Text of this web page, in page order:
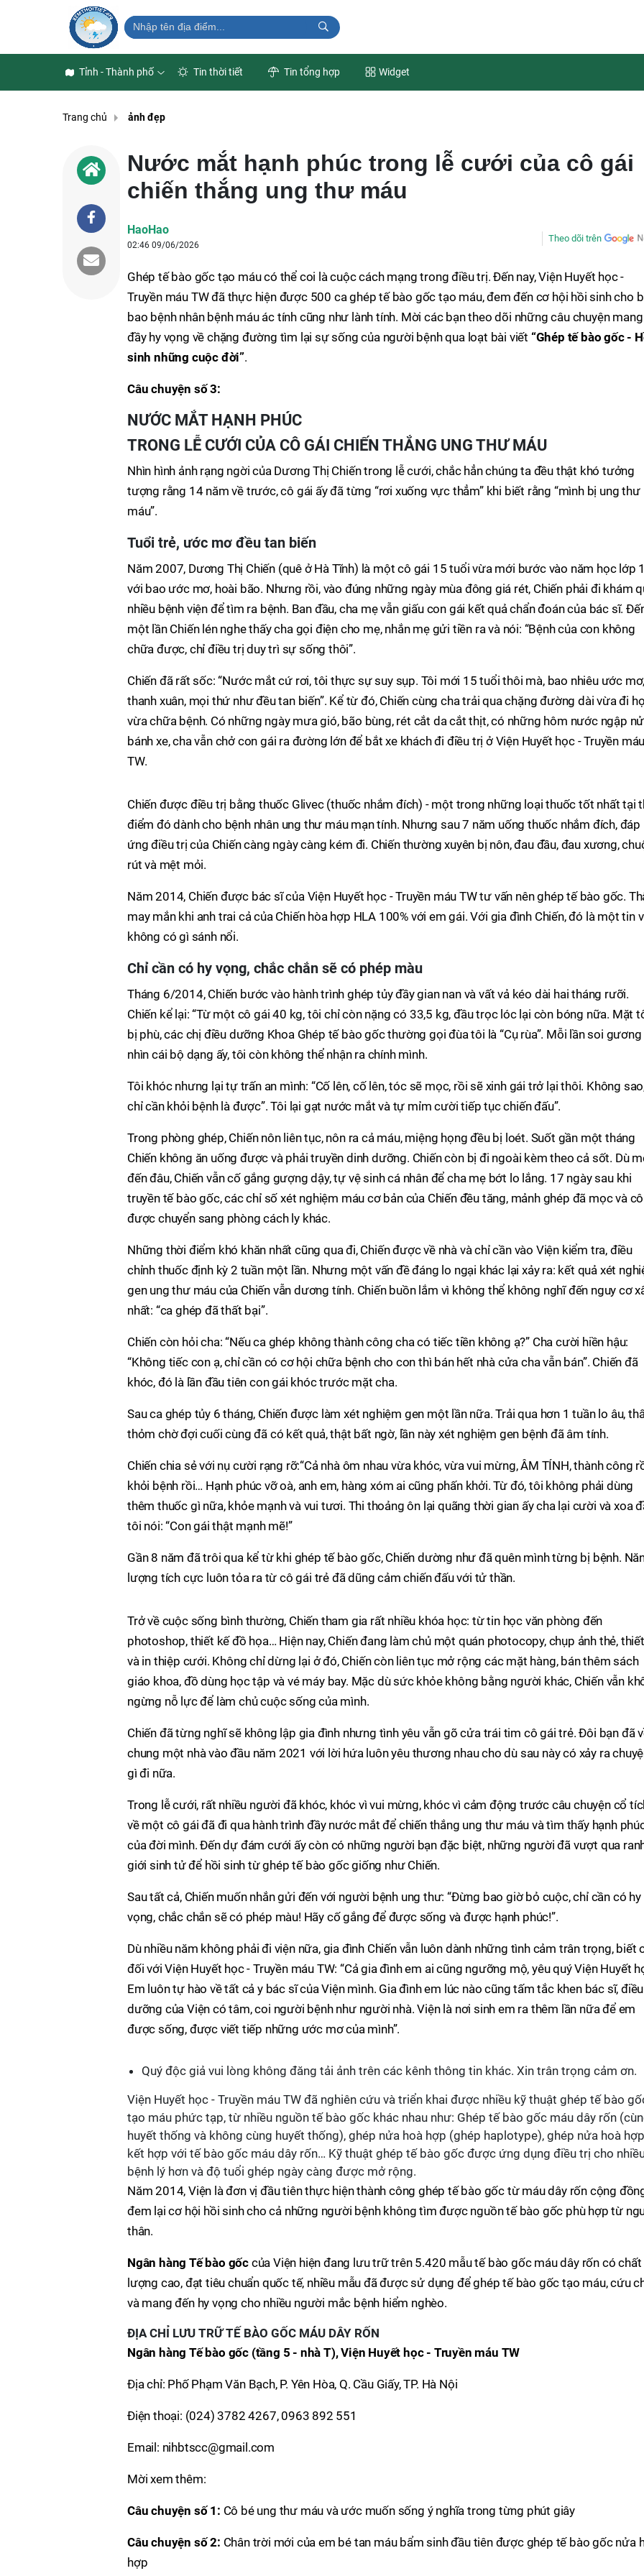
Tỉnh - Thành phố Tin thời tiết Tin tổng hợp Widget
Trang chủ ảnh đẹp
Nước mắt hạnh phúc trong lễ cưới của cô gái
chiến thắng ung thư máu
HaoHao
02:46 09/06/2026
Theo dõi trên
Ghép tế bào gốc tạo máu có thể coi là cuộc cách mạng trong điều trị. Đến nay, Viện Huyết học -
Truyền máu TW đã thực hiện được 500 ca ghép tế bào gốc tạo máu, đem đến cơ hội hồi sinh cho
bao bệnh nhân bệnh máu ác tính cũng như lành tính. Mời các bạn theo dõi những câu chuyện mang
đầy hy vọng về chặng đường tìm lại sự sống của người bệnh qua loạt bài viết “Ghép tế bào gốc -
sinh những cuộc đời”.
Câu chuyện số 3:
NƯỚC MẮT HẠNH PHÚC
TRONG LỄ CƯỚI CỦA CÔ GÁI CHIẾN THẮNG UNG THƯ MÁU
Nhìn hình ảnh rạng ngời của Dương Thị Chiến trong lễ cưới, chắc hẳn chúng ta đều thật khó tưởng
tượng rằng 14 năm về trước, cô gái ấy đã từng “rơi xuống vực thẳm” khi biết rằng “mình bị ung thư
máu”.
Tuổi trẻ, ước mơ đều tan biến
Năm 2007, Dương Thị Chiến (quê ở Hà Tĩnh) là một cô gái 15 tuổi vừa mới bước vào năm học lớp
với bao ước mơ, hoài bão. Nhưng rồi, vào đúng những ngày mùa đông giá rét, Chiến phải đi khám
nhiều bệnh viện để tìm ra bệnh. Ban đầu, cha mẹ vẫn giấu con gái kết quả chẩn đoán của bác sĩ.
một lần Chiến lén nghe thấy cha gọi điện cho mẹ, nhắn mẹ gửi tiền ra và nói: “Bệnh của con không
chữa được, chỉ điều trị duy trì sự sống thôi”.
Chiến đã rất sốc: “Nước mắt cứ rơi, tôi thực sự suy sụp. Tôi mới 15 tuổi thôi mà, bao nhiêu ước mơ,
thanh xuân, mọi thứ như đều tan biến”. Kể từ đó, Chiến cùng cha trải qua chặng đường dài vừa đi
vừa chữa bệnh. Có những ngày mưa gió, bão bùng, rét cắt da cắt thịt, có những hôm nước ngập
bánh xe, cha vẫn chở con gái ra đường lớn để bắt xe khách đi điều trị ở Viện Huyết học - Truyền máu
TW.
Chiến được điều trị bằng thuốc Glivec (thuốc nhắm đích) - một trong những loại thuốc tốt nhất tại
điểm đó dành cho bệnh nhân ung thư máu mạn tính. Nhưng sau 7 năm uống thuốc nhắm đích, đáp
ứng điều trị của Chiến càng ngày càng kém đi. Chiến thường xuyên bị nôn, đau đầu, đau xương,
rút và mệt mỏi.
Năm 2014, Chiến được bác sĩ của Viện Huyết học - Truyền máu TW tư vấn nên ghép tế bào gốc.
may mắn khi anh trai cả của Chiến hòa hợp HLA 100% với em gái. Với gia đình Chiến, đó là một tin
không có gì sánh nổi.
Chỉ cần có hy vọng, chắc chắn sẽ có phép màu
Tháng 6/2014, Chiến bước vào hành trình ghép tủy đầy gian nan và vất vả kéo dài hai tháng rưỡi.
Chiến kể lại: “Từ một cô gái 40 kg, tôi chỉ còn nặng có 33,5 kg, đầu trọc lóc lại còn bóng nữa. Mặt
bị phù, các chị điều dưỡng Khoa Ghép tế bào gốc thường gọi đùa tôi là “Cụ rùa”. Mỗi lần soi gương
nhìn cái bộ dạng ấy, tôi còn không thể nhận ra chính mình.
Tôi khóc nhưng lại tự trấn an mình: “Cố lên, cố lên, tóc sẽ mọc, rồi sẽ xinh gái trở lại thôi. Không
chỉ cần khỏi bệnh là được”. Tôi lại gạt nước mắt và tự mỉm cười tiếp tục chiến đấu”.
Trong phòng ghép, Chiến nôn liên tục, nôn ra cả máu, miệng họng đều bị loét. Suốt gần một tháng
Chiến không ăn uống được và phải truyền dinh dưỡng. Chiến còn bị đi ngoài kèm theo cả sốt. Dù
đến đâu, Chiến vẫn cố gắng gượng dậy, tự vệ sinh cá nhân để cha mẹ bớt lo lắng. 17 ngày sau khi
truyền tế bào gốc, các chỉ số xét nghiệm máu cơ bản của Chiến đều tăng, mảnh ghép đã mọc và cô
được chuyển sang phòng cách ly khác.
Những thời điểm khó khăn nhất cũng qua đi, Chiến được về nhà và chỉ cần vào Viện kiểm tra, điều
chỉnh thuốc định kỳ 2 tuần một lần. Nhưng một vấn đề đáng lo ngại khác lại xảy ra: kết quả xét
gen ung thư máu của Chiến vẫn dương tính. Chiến buồn lắm vì không thể không nghĩ đến nguy cơ
nhất: “ca ghép đã thất bại”.
Chiến còn hỏi cha: “Nếu ca ghép không thành công cha có tiếc tiền không ạ?” Cha cười hiền hậu:
“Không tiếc con ạ, chỉ cần có cơ hội chữa bệnh cho con thì bán hết nhà cửa cha vẫn bán”. Chiến đã
khóc, đó là lần đầu tiên con gái khóc trước mặt cha.
Sau ca ghép tủy 6 tháng, Chiến được làm xét nghiệm gen một lần nữa. Trải qua hơn 1 tuần lo âu,
thỏm chờ đợi cuối cùng đã có kết quả, thật bất ngờ, lần này xét nghiệm gen bệnh đã âm tính.
Chiến chia sẻ với nụ cười rạng rỡ:“Cả nhà ôm nhau vừa khóc, vừa vui mừng, ÂM TÍNH, thành công
khỏi bệnh rồi… Hạnh phúc vỡ oà, anh em, hàng xóm ai cũng phấn khởi. Từ đó, tôi không phải dùng
thêm thuốc gì nữa, khỏe mạnh và vui tươi. Thi thoảng ôn lại quãng thời gian ấy cha lại cười và xoa
tôi nói: “Con gái thật mạnh mẽ!”
Gần 8 năm đã trôi qua kể từ khi ghép tế bào gốc, Chiến dường như đã quên mình từng bị bệnh.
lượng tích cực luôn tỏa ra từ cô gái trẻ đã dũng cảm chiến đấu với tử thần.
Trở về cuộc sống bình thường, Chiến tham gia rất nhiều khóa học: từ tin học văn phòng đến
photoshop, thiết kế đồ họa… Hiện nay, Chiến đang làm chủ một quán photocopy, chụp ảnh thẻ,
và in thiệp cưới. Không chỉ dừng lại ở đó, Chiến còn liên tục mở rộng các mặt hàng, bán thêm sách
giáo khoa, đồ dùng học tập và vé máy bay. Mặc dù sức khỏe không bằng người khác, Chiến vẫn
ngừng nỗ lực để làm chủ cuộc sống của mình.
Chiến đã từng nghĩ sẽ không lập gia đình nhưng tình yêu vẫn gõ cửa trái tim cô gái trẻ. Đôi bạn đã
chung một nhà vào đầu năm 2021 với lời hứa luôn yêu thương nhau cho dù sau này có xảy ra
gì đi nữa.
Trong lễ cưới, rất nhiều người đã khóc, khóc vì vui mừng, khóc vì cảm động trước câu chuyện cổ
về một cô gái đã đi qua hành trình đầy nước mắt để chiến thắng ung thư máu và tìm thấy hạnh
của đời mình. Đến dự đám cưới ấy còn có những người bạn đặc biệt, những người đã vượt qua
giới sinh tử để hồi sinh từ ghép tế bào gốc giống như Chiến.
Sau tất cả, Chiến muốn nhắn gửi đến với người bệnh ung thư: “Đừng bao giờ bỏ cuộc, chỉ cần có hy
vọng, chắc chắn sẽ có phép màu! Hãy cố gắng để được sống và được hạnh phúc!”.
Dù nhiều năm không phải đi viện nữa, gia đình Chiến vẫn luôn dành những tình cảm trân trọng, biết
đối với Viện Huyết học - Truyền máu TW: “Cả gia đình em ai cũng ngưỡng mộ, yêu quý Viện Huyết
Em luôn tự hào về tất cả y bác sĩ của Viện mình. Gia đình em lúc nào cũng tấm tắc khen bác sĩ, điều
dưỡng của Viện có tâm, coi người bệnh như người nhà. Viện là nơi sinh em ra thêm lần nữa để em
được sống, được viết tiếp những ước mơ của mình”.
Quý độc giả vui lòng không đăng tải ảnh trên các kênh thông tin khác. Xin trân trọng cảm ơn.
Viện Huyết học - Truyền máu TW đã nghiên cứu và triển khai được nhiều kỹ thuật ghép tế bào
tạo máu phức tạp, từ nhiều nguồn tế bào gốc khác nhau như: Ghép tế bào gốc máu dây rốn
huyết thống và không cùng huyết thống), ghép nửa hoà hợp (ghép haplotype), ghép nửa hoà hợp
kết hợp với tế bào gốc máu dây rốn… Kỹ thuật ghép tế bào gốc được ứng dụng điều trị cho
bệnh lý hơn và độ tuổi ghép ngày càng được mở rộng.
Năm 2014, Viện là đơn vị đầu tiên thực hiện thành công ghép tế bào gốc từ máu dây rốn cộng
đem lại cơ hội hồi sinh cho cả những người bệnh không tìm được nguồn tế bào gốc phù hợp từ
thân.
Ngân hàng Tế bào gốc của Viện hiện đang lưu trữ trên 5.420 mẫu tế bào gốc máu dây rốn có chất
lượng cao, đạt tiêu chuẩn quốc tế, nhiều mẫu đã được sử dụng để ghép tế bào gốc tạo máu, cứu
và mang đến hy vọng cho nhiều người mắc bệnh hiểm nghèo.
ĐỊA CHỈ LƯU TRỮ TẾ BÀO GỐC MÁU DÂY RỐN
Ngân hàng Tế bào gốc (tầng 5 - nhà T), Viện Huyết học - Truyền máu TW
Địa chỉ: Phố Phạm Văn Bạch, P. Yên Hòa, Q. Cầu Giấy, TP. Hà Nội
Điện thoại: (024) 3782 4267, 0963 892 551
Email: nihbtscc@gmail.com
Mời xem thêm:
Câu chuyện số 1: Cô bé ung thư máu và ước muốn sống ý nghĩa trong từng phút giây
Câu chuyện số 2: Chân trời mới của em bé tan máu bẩm sinh đầu tiên được ghép tế bào gốc nửa
hợp